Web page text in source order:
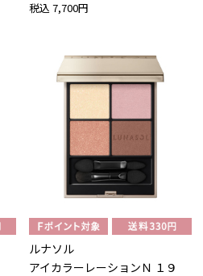
税込 7,700円
ルナソル
アイカラーレーションＮ １９